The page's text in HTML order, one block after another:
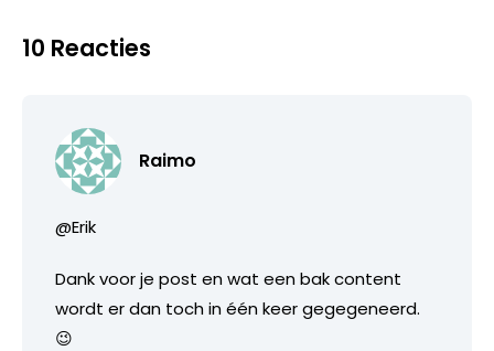
10 Reacties
Raimo
@Erik
Dank voor je post en wat een bak content
wordt er dan toch in één keer gegegeneerd.
😉